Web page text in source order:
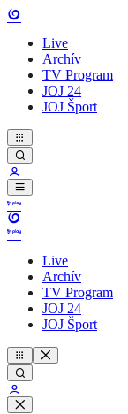
Live
Archív
TV Program
JOJ 24
JOJ Šport
Live
Archív
TV Program
JOJ 24
JOJ Šport